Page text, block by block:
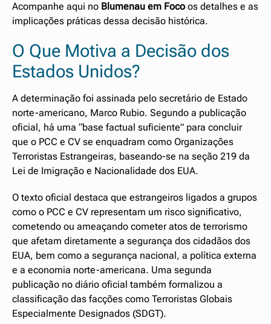
Acompanhe aqui no Blumenau em Foco os detalhes e as
implicações práticas dessa decisão histórica.
O Que Motiva a Decisão dos
Estados Unidos?
A determinação foi assinada pelo secretário de Estado
norte-americano, Marco Rubio. Segundo a publicação
oficial, há uma “base factual suficiente” para concluir
que o PCC e CV se enquadram como Organizações
Terroristas Estrangeiras, baseando-se na seção 219 da
Lei de Imigração e Nacionalidade dos EUA.
O texto oficial destaca que estrangeiros ligados a grupos
como o PCC e CV representam um risco significativo,
cometendo ou ameaçando cometer atos de terrorismo
que afetam diretamente a segurança dos cidadãos dos
EUA, bem como a segurança nacional, a política externa
e a economia norte-americana. Uma segunda
publicação no diário oficial também formalizou a
classificação das facções como Terroristas Globais
Especialmente Designados (SDGT).